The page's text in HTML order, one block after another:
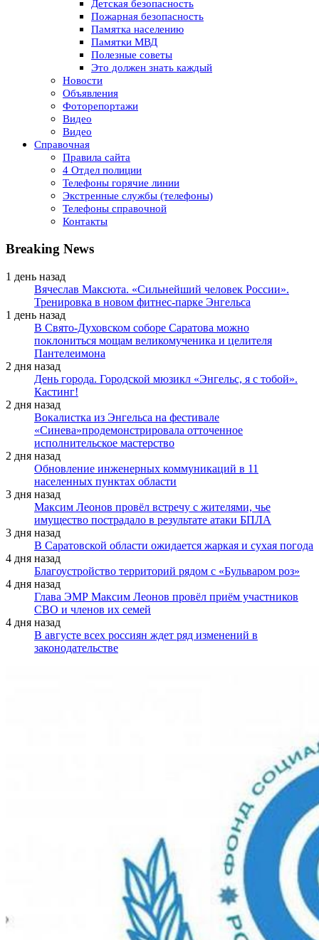
Детская безопасность
Пожарная безопасность
Памятка населению
Памятки МВД
Полезные советы
Это должен знать каждый
Новости
Объявления
Фоторепортажи
Видео
Видео
Справочная
Правила сайта
4 Отдел полиции
Телефоны горячие линии
Экстренные службы (телефоны)
Телефоны справочной
Контакты
Breaking News
1 день назад
Вячеслав Максюта. «Сильнейший человек России».
Тренировка в новом фитнес-парке Энгельса
1 день назад
В Свято-Духовском соборе Саратова можно
поклониться мощам великомученика и целителя
Пантелеимона
2 дня назад
День города. Городской мюзикл «Энгельс, я с тобой».
Кастинг!
2 дня назад
Вокалистка из Энгельса на фестивале
«Синева»продемонстрировала отточенное
исполнительское мастерство
2 дня назад
Обновление инженерных коммуникаций в 11
населенных пунктах области
3 дня назад
Максим Леонов провёл встречу с жителями, чье
имущество пострадало в результате атаки БПЛА
3 дня назад
В Саратовской области ожидается жаркая и сухая погода
4 дня назад
Благоустройство территорий рядом с «Бульваром роз»
4 дня назад
Глава ЭМР Максим Леонов провёл приём участников
СВО и членов их семей
4 дня назад
В августе всех россиян ждет ряд изменений в
законодательстве